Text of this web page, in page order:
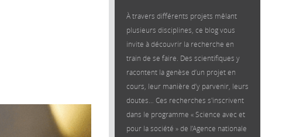
À travers différents projets mêlant
plusieurs disciplines, ce blog vous
invite à découvrir la recherche en
train de se faire. Des scientifiques y
racontent la genèse d’un projet en
cours, leur manière d’y parvenir, leurs
doutes… Ces recherches s'inscrivent
dans le programme « Science avec et
pour la société » de l’Agence nationale